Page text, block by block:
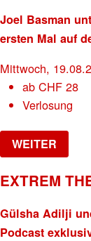
Joel Basman
ersten Mal auf
Mittwoch,
abCHF 28
Verlosung
WEITER
EXTREM
Gülsha Adilji
Podcast